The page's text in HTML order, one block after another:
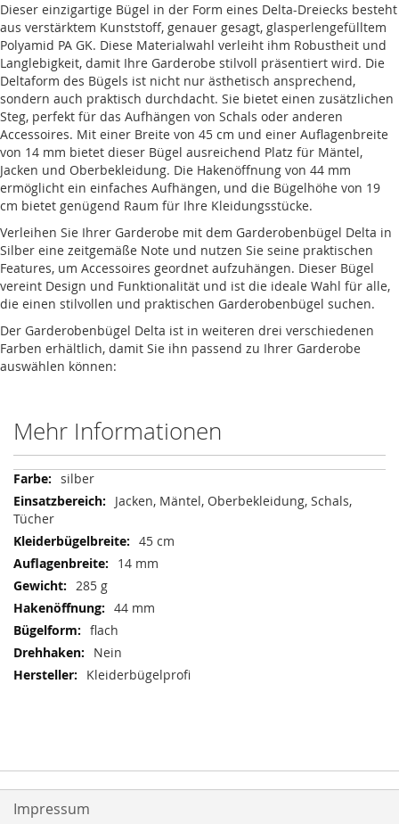
Dieser einzigartige Bügel in der Form eines Delta-Dreiecks besteht
aus verstärktem Kunststoff, genauer gesagt, glasperlengefülltem
Polyamid PA GK. Diese Materialwahl verleiht ihm Robustheit und
Langlebigkeit, damit Ihre Garderobe stilvoll präsentiert wird. Die
Deltaform des Bügels ist nicht nur ästhetisch ansprechend,
sondern auch praktisch durchdacht. Sie bietet einen zusätzlichen
Steg, perfekt für das Aufhängen von Schals oder anderen
Accessoires. Mit einer Breite von 45 cm und einer Auflagenbreite
von 14 mm bietet dieser Bügel ausreichend Platz für Mäntel,
Jacken und Oberbekleidung. Die Hakenöffnung von 44 mm
ermöglicht ein einfaches Aufhängen, und die Bügelhöhe von 19
cm bietet genügend Raum für Ihre Kleidungsstücke.
Verleihen Sie Ihrer Garderobe mit dem Garderobenbügel Delta in
Silber eine zeitgemäße Note und nutzen Sie seine praktischen
Features, um Accessoires geordnet aufzuhängen. Dieser Bügel
vereint Design und Funktionalität und ist die ideale Wahl für alle,
die einen stilvollen und praktischen Garderobenbügel suchen.
Der Garderobenbügel Delta ist in weiteren drei verschiedenen
Farben erhältlich, damit Sie ihn passend zu Ihrer Garderobe
auswählen können:
Mehr Informationen
Mehr
Informationen
silber
Jacken, Mäntel, Oberbekleidung, Schals,
Tücher
45 cm
14 mm
285 g
44 mm
flach
Nein
Kleiderbügelprofi
Impressum